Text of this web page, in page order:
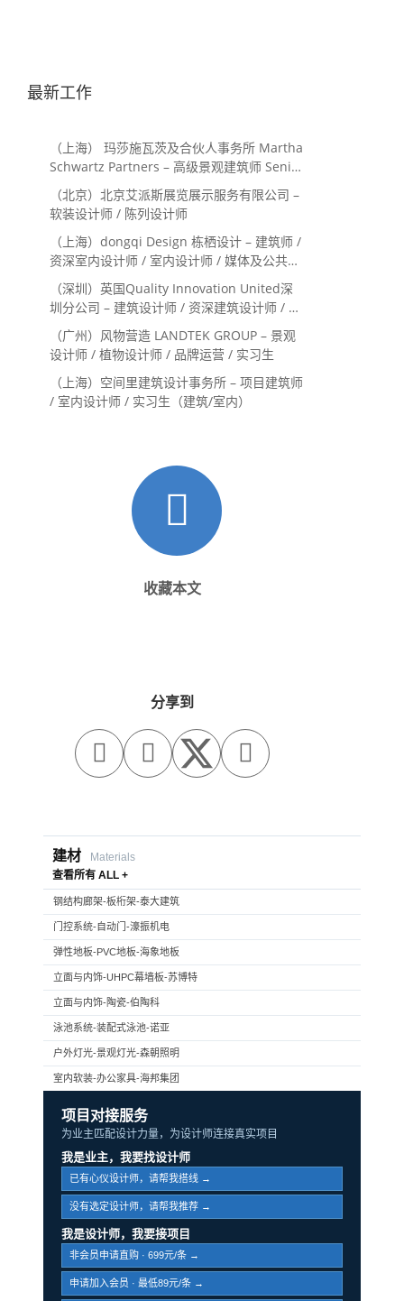
最新工作
（上海） 玛莎施瓦茨及合伙人事务所 Martha
Schwartz Partners – 高级景观建筑师 Senior
Landscape Designer / 景观建筑师
Landscape Designer
（北京）北京艾派斯展览展示服务有限公司 –
软装设计师 / 陈列设计师
（上海）dongqi Design 栋栖设计 – 建筑师 /
资深室内设计师 / 室内设计师 / 媒体及公共关
系主管 / 设计实习生（常年招聘）
（深圳）英国Quality Innovation United深
圳分公司 – 建筑设计师 / 资深建筑设计师 / 室
内设计师 / 设计实习生
（广州）风物营造 LANDTEK GROUP – 景观
设计师 / 植物设计师 / 品牌运营 / 实习生
（上海）空间里建筑设计事务所 – 项目建筑师
/ 室内设计师 / 实习生（建筑/室内）
收藏本文
分享到
  
建材
Materials
查看所有 ALL +
钢结构廊架-板桁架-泰大建筑
门控系统-自动门-濠振机电
弹性地板-PVC地板-海象地板
立面与内饰-UHPC幕墙板-苏博特
立面与内饰-陶瓷-伯陶科
泳池系统-装配式泳池-诺亚
户外灯光-景观灯光-森朝照明
室内软装-办公家具-海邦集团
项目对接服务
为业主匹配设计力量，为设计师连接真实项目
我是业主，我要找设计师
已有心仪设计师，请帮我搭线 →
没有选定设计师，请帮我推荐 →
我是设计师，我要接项目
非会员申请直购 · 699元/条 →
申请加入会员 · 最低89元/条 →